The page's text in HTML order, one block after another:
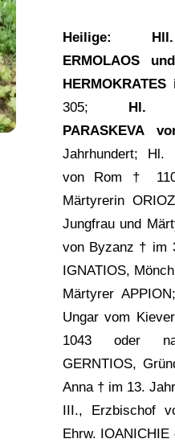
Heilige:
ERMOLAOS
305; Hl.
PARASKEVA
Jahrhundert; Hl.
von Rom †
Märtyrerin
Jungfrau und
von Byzanz † im
IGNATIOS,
Märtyrer
Ungarvom
1043 oder
GERNTIOS,
Anna † im 13.
III., Erzbischof
Ehrw. IOANICHIE